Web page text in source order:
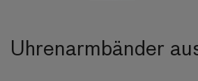
Uhrenarmbänder